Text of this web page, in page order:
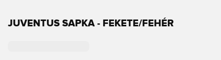
JUVENTUS SAPKA - FEKETE/FEHÉR